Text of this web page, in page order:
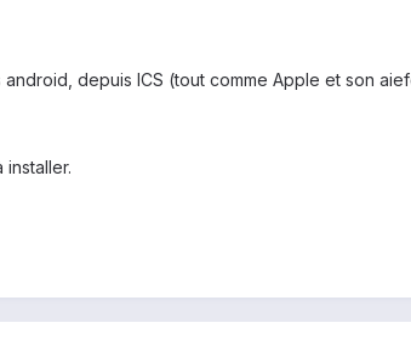
depuis ICS (tout comme Apple et son